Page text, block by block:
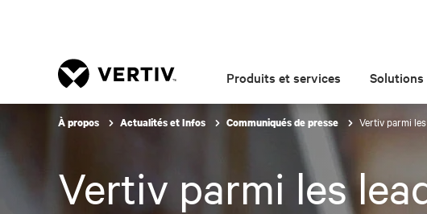
Produits et services Solutions
À propos Actualités et Infos Communiqués de presse Vertiv parmi
Vertiv parmi les